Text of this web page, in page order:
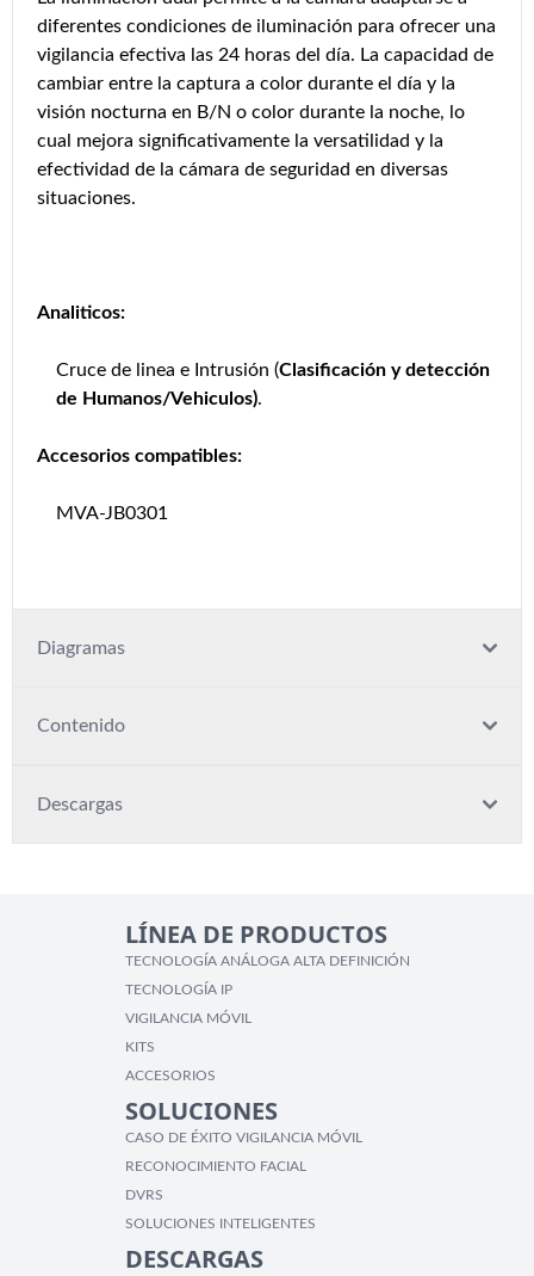
diferentes condiciones de iluminación para ofrecer una
vigilancia efectiva las 24 horas del día. La capacidad de
cambiar entre la captura a color durante el día y la
visión nocturna en B/N o color durante la noche, lo
cual mejora significativamente la versatilidad y la
efectividad de la cámara de seguridad en diversas
situaciones.
Analiticos:
Cruce de linea e Intrusión (Clasificación y detección
de Humanos/Vehiculos).
Accesorios compatibles:
MVA-JB0301
Diagramas
Contenido
Descargas
LÍNEA DE PRODUCTOS
TECNOLOGÍA ANÁLOGA ALTA DEFINICIÓN
TECNOLOGÍA IP
VIGILANCIA MÓVIL
KITS
ACCESORIOS
SOLUCIONES
CASO DE ÉXITO VIGILANCIA MÓVIL
RECONOCIMIENTO FACIAL
DVRS
SOLUCIONES INTELIGENTES
DESCARGAS